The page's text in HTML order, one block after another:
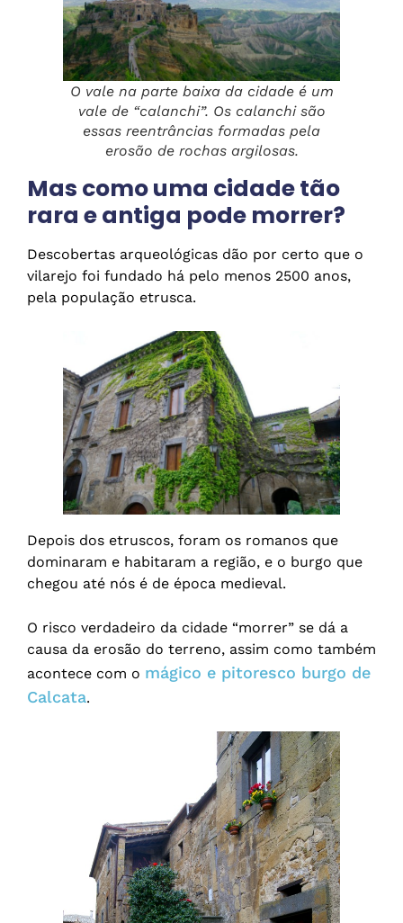
O vale na parte baixa da cidade é um
vale de “calanchi”. Os calanchi são
essas reentrâncias formadas pela
erosão de rochas argilosas.
Mas como uma cidade tão
rara e antiga pode morrer?
Descobertas arqueológicas dão por certo que o
vilarejo foi fundado há pelo menos 2500 anos,
pela população etrusca.
Depois dos etruscos, foram os romanos que
dominaram e habitaram a região, e o burgo que
chegou até nós é de época medieval.
O risco verdadeiro da cidade “morrer” se dá a
causa da erosão do terreno, assim como também
acontece com o mágico e pitoresco burgo de
Calcata.